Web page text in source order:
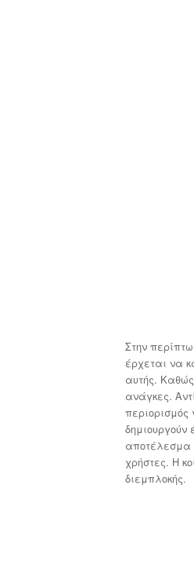
Στην
έρχεται να
αυτής.
ανάγκες.
δημιουργούν
αποτέλεσμα
χρήστες. Η
διεμπλοκής.